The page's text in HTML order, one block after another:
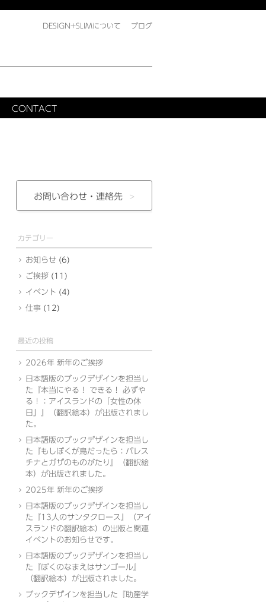
DESIGN+SLIMについて ブログ
CONTACT
お問い合わせ・ 連絡先
カテゴリー
お知らせ (6)
ご挨拶 (11)
イベント (4)
仕事 (12)
最近の投稿
2026年 新年のご挨拶
日本語版のブックデザインを担当し
た『本当にやる！ できる！ 必ずや
る！：アイスランドの「女性の休
日」』（翻訳絵本）が出版されまし
た。
日本語版のブックデザインを担当し
た『もしぼくが鳥だったら：パレス
チナとガザのものがたり』（翻訳絵
本）が出版されました。
2025年 新年のご挨拶
日本語版のブックデザインを担当し
た『13人のサンタクロース』（アイ
スランドの翻訳絵本）の出版と関連
イベントのお知らせです。
日本語版のブックデザインを担当し
た『ぼくのなまえはサンゴール』
（翻訳絵本）が出版されました。
ブックデザインを担当した『助産学